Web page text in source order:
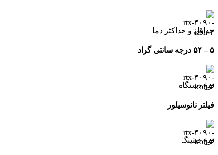
حداقل و حداکثر دما
۵ – ۵۲ درجه سانتی گراد
نوع دستگاه
فیلتر نانوسیلور
نوع فیتینگ